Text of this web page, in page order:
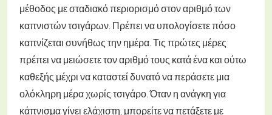
μέθοδος με σταδιακό περιορισμό στον αριθμό των
καπνιστών τσιγάρων. Πρέπει να υπολογίσετε πόσο
καπνίζεται συνήθως την ημέρα. Τις πρώτες μέρες
πρέπει να μειώσετε τον αριθμό τους κατά ένα και ούτω
καθεξής μέχρι να καταστεί δυνατό να περάσετε μια
ολόκληρη μέρα χωρίς τσιγάρο. Όταν η ανάγκη για
κάπνισμα γίνει ελάχιστη, μπορείτε να πετάξετε με